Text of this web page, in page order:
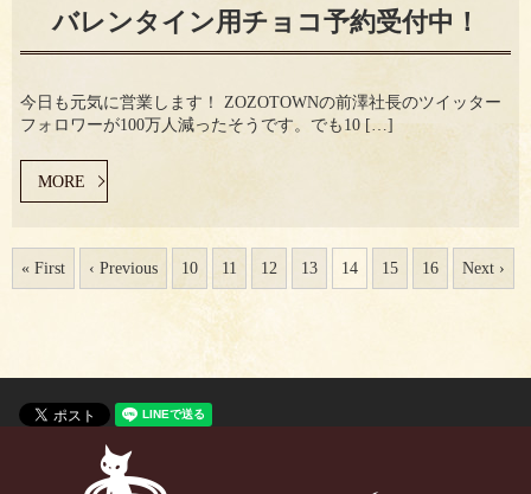
バレンタイン用チョコ予約受付中！
今日も元気に営業します！ ZOZOTOWNの前澤社長のツイッター
フォロワーが100万人減ったそうです。でも10 […]
MORE
« First ‹ Previous 10 11 12 13 14 15 16 Next ›